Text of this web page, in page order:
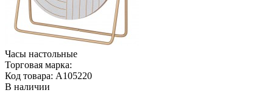
Часы настольные
Торговая марка:
Код товара: A105220
В наличии